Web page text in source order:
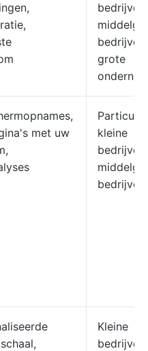
bedrijven,
bedrijven,
grote
met uw
kleine
bedrijven,
bedrijven
Kleine
bedrijven,